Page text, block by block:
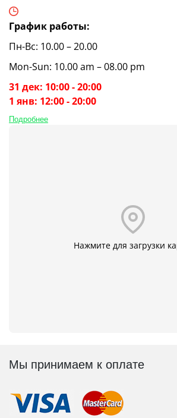
График работы:
Пн-Вс: 10.00 – 20.00
Mon-Sun: 10.00 am – 08.00 pm
31 дек: 10:00 - 20:00
1 янв: 12:00 - 20:00
Подробнее
Нажмите для загрузки
Мы принимаем к оплате